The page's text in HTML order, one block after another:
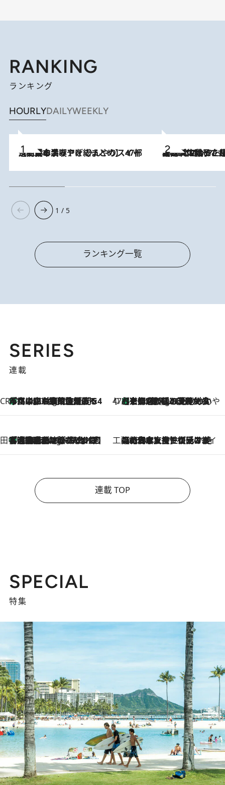
RANKING
ランキング
HOURLYDAILYWEEKLY
2026.8.5
【西日本エリアを総まとめ】 47都道府県の手みやげ ひんやりスイーツで夏を満喫 2026.8.5
【阿川佐和子さんの年とる力】なぜ70代で始めた趣味は“こんなに楽しい”のか？ ピアノ、俳句…スランプに陥っても続けられる“ある秘訣”とは
1 / 5
ランキング一覧
SERIES
連載
CREA'S CHOICE
1 Hour Ago
「立川にも歌舞伎があるんだよ」 片岡仁左衛門・市川中車ら豪華座組みで4年目の立川立飛歌舞伎へ 47都道府県の手みやげ ひんやりスイーツで夏を満喫
1 Hour Ago
【京都府】この夏絶対食べたい 冷やしておいしいおやつ3選 ひと口目から心を掴む新緑のテリーヌ
田中稲の勝手に再ブーム
6 Hours Ago
「湘南乃風に憧れて」観客大盛上がりの“タオル回し”に、ラッパー顔負けの高速歌唱まで…さだまさし（74）のアグレッシブすぎる現在地 工藤まやのおもてなしハワイ
2026.8.6
【ハワイ土産】ローカルの絶大な支持で復活！ 絶品の幻クッキー《元ファンの日本人女性が受け継いだ名店》
連載 TOP
SPECIAL
特集